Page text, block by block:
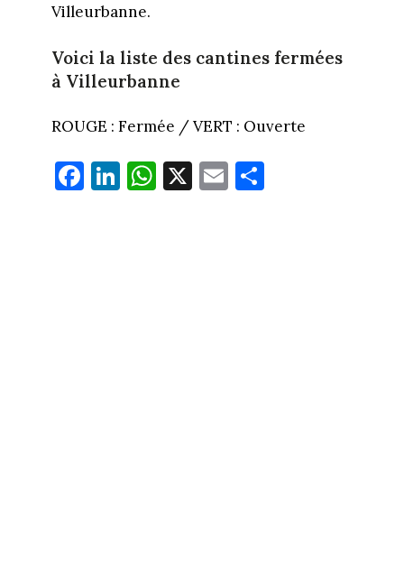
Villeurbanne.
Voici la liste des cantines fermées
à Villeurbanne
ROUGE : Fermée / VERT : Ouverte
Fa
ce
Li
nk
W
ha
X E
m
Pa